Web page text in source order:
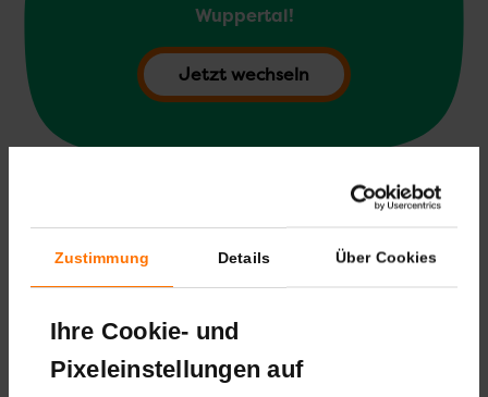
Zustimmung Details Über Cookies
Ihre Cookie- und
Pixeleinstellungen auf
Wuppertal!
Jetzt wechseln